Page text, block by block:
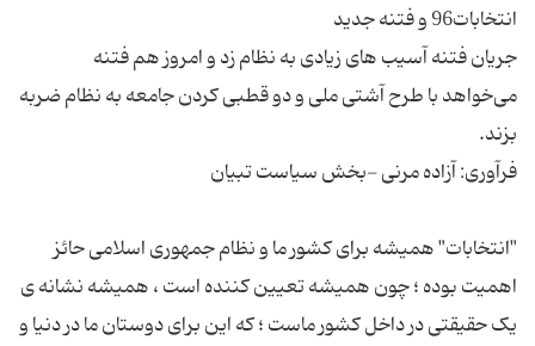
جریان فتنه آسیب های زیادی به نظام زد و امروز هم فتنه
می‌خواهد با طرح آشتی ملی و دو قطبی کردن جامعه به نظام ضربه
"انتخابات" همیشه برای کشور ما و نظام جمهوری اسلامی حائز
اهمیت بوده ؛ چون همیشه تعیین کننده است ، همیشه نشانه ‌ی
یک حقیقتی در داخل کشور ماست ؛ که این برای دوستان ما در دنیا و